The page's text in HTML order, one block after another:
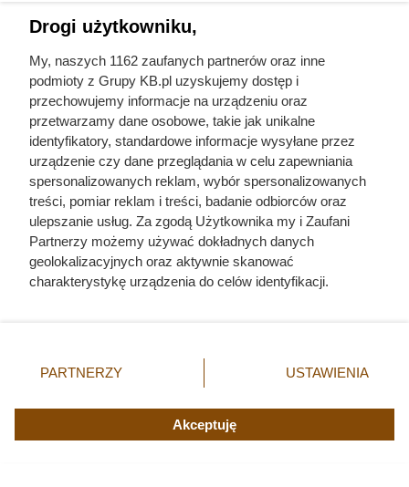
Nie harówka była najgorsza.
Prawdziwy koszmar chłopek
zaczynał się po zamknięciu drzwi
domu
Mieszkał z żoną i kochanką pod
Drogi użytkowniku,
My, naszych 1162 zaufanych partnerów oraz inne
podmioty z Grupy KB.pl uzyskujemy dostęp i
przechowujemy informacje na urządzeniu oraz
przetwarzamy dane osobowe, takie jak unikalne
identyfikatory, standardowe informacje wysyłane przez
urządzenie czy dane przeglądania w celu zapewniania
spersonalizowanych reklam, wybór spersonalizowanych
treści, pomiar reklam i treści, badanie odbiorców oraz
ulepszanie usług. Za zgodą Użytkownika my i Zaufani
Partnerzy możemy używać dokładnych danych
geolokalizacyjnych oraz aktywnie skanować
charakterystykę urządzenia do celów identyfikacji.
zmienić/wycofać klikając przycisk ustawień prywatności
znajdujący się w lewym dolnym rogu strony. Niektóre
użytkownika, ale masz prawo sprzeciwić się takiemu
przetwarzaniu. Preferencje będą miały zastosowania tylko
PARTNERZY USTAWIENIA
Akceptuję